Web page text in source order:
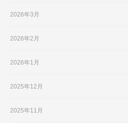
2026年3月
2026年2月
2026年1月
2025年12月
2025年11月